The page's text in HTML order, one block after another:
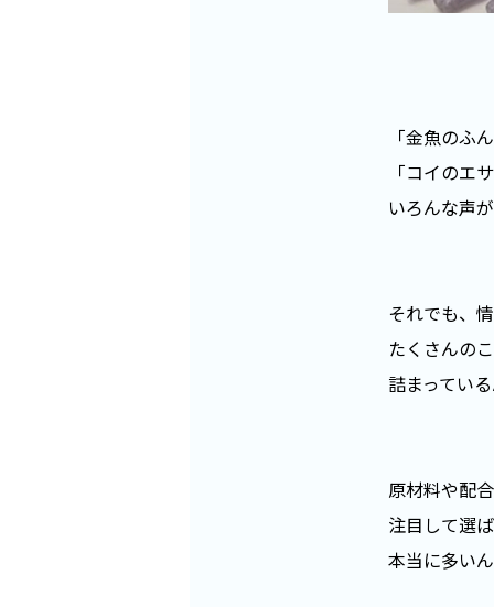
「金魚のふ
「コイのエ
いろんな声
それでも、
たくさんの
詰まってい
原材料や配
注目して選
本当に多い